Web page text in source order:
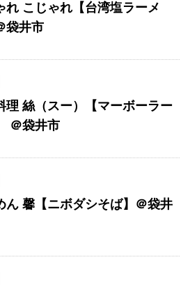
れ こじゃれ【台湾塩ラーメ
袋井市
理 絲（スー）【マーボーラー
＠袋井市
ん 馨【ニボダシそば】＠袋井